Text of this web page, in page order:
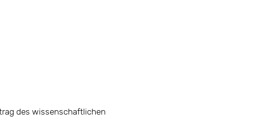
des wissenschaftlichen